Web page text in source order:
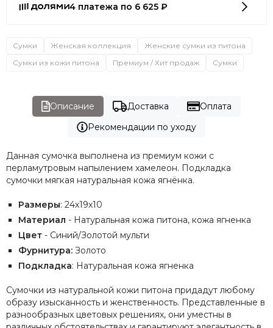
4 платежа по 6 625 ₽
Сумки Женская коллекция
Женские сумки из питона
Сумки из кожи питона
Премиум / Хит продаж Сумки
Описание Доставка
Оплата
Рекомендации по уходу
Данная сумочка выполнена из премиум кожи с
перламутровым напылением хамелеон. Подкладка
сумочки мягкая натуральная кожа ягнёнка.
Размеры: 24х19х10
Материал - Натуральная кожа питона, кожа ягненка
Цвет - Синий/Золотой мульти
Фурнитура: Золото
Подкладка: Натуральная кожа ягненка
Сумочки из натуральной кожи питона придадут любому
образу изысканность и женственность. Представленные в
разнообразных цветовых решениях, они уместны в